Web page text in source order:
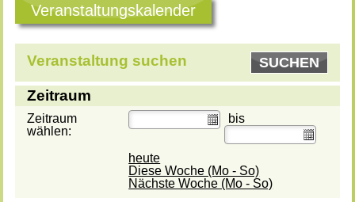
Veranstaltungskalender
Veranstaltung suchen SUCHEN
Zeitraum
Zeitraum
wählen:
bis
heute
Diese Woche (Mo - So)
Nächste Woche (Mo - So)